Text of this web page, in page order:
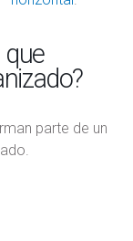
que
parte de un